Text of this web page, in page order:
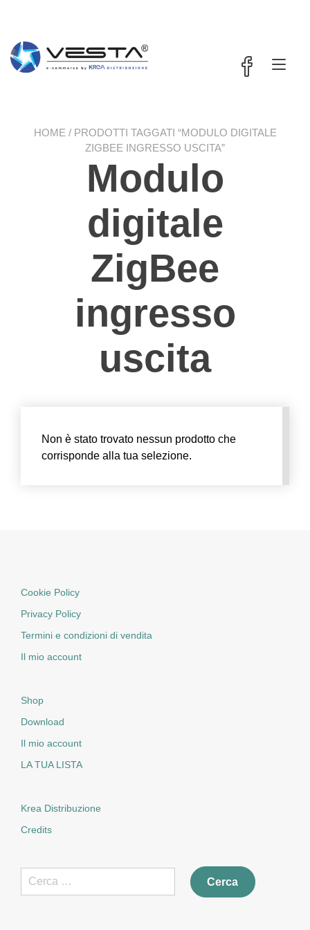
HOME / PRODOTTI TAGGATI “MODULO DIGITALE
ZIGBEE INGRESSO USCITA”
Modulo
digitale
ZigBee
ingresso
uscita
Non è stato trovato nessun prodotto che
corrisponde alla tua selezione.
Cookie Policy
Privacy Policy
Termini e condizioni di vendita
Il mio account
Shop
Download
Il mio account
LA TUA LISTA
Krea Distribuzione
Credits
per: